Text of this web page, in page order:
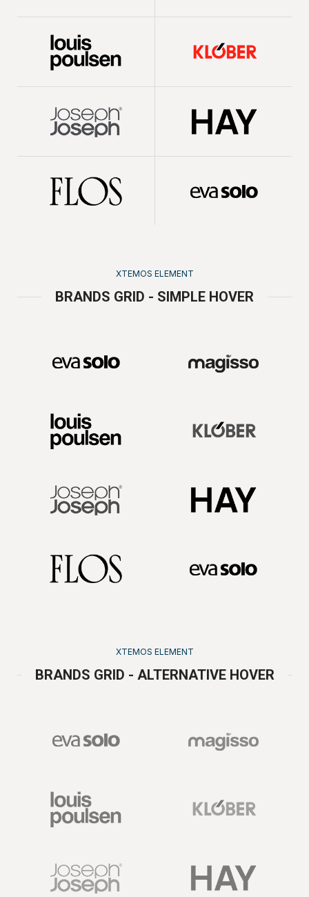
XTEMOS ELEMENT
BRANDS GRID - SIMPLE HOVER
XTEMOS ELEMENT
BRANDS GRID - ALTERNATIVE HOVER